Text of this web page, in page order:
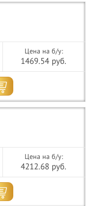
Цена на б/у:
1469.54 руб.
Цена на б/у:
4212.68 руб.